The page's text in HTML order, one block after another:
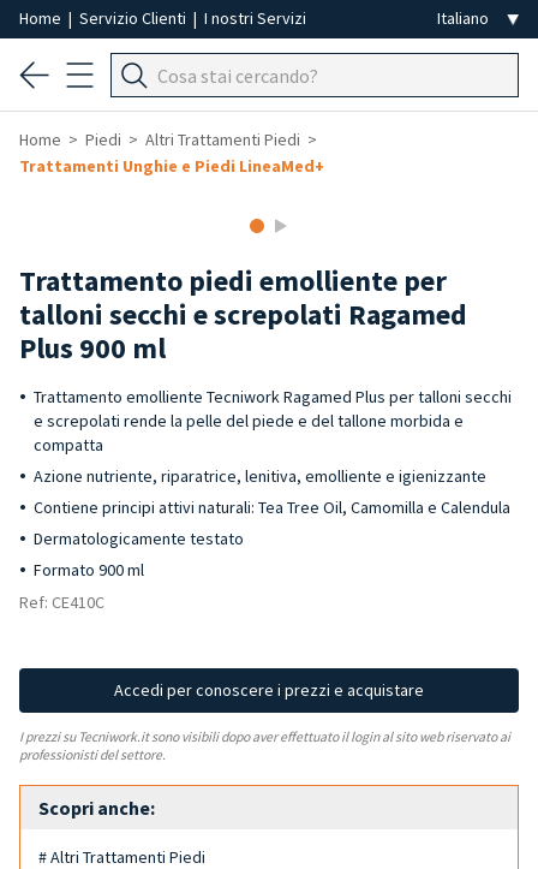
Home | Servizio Clienti | I nostri Servizi
Home Piedi
Altri Trattamenti Piedi
Trattamenti Unghie e Piedi LineaMed+
Trattamento piedi emolliente per
talloni secchi e screpolati Ragamed
Plus 900 ml
Trattamento emolliente Tecniwork Ragamed Plus per talloni secchi
e screpolati rende la pelle del piede e del tallone morbida e
compatta
Azione nutriente, riparatrice, lenitiva, emolliente e igienizzante
Contiene principi attivi naturali: Tea Tree Oil, Camomilla e Calendula
Dermatologicamente testato
Formato 900 ml
Ref: CE410C
Accedi per conoscere i prezzi e acquistare
I prezzi su Tecniwork.it sono visibili dopo aver effettuato il login al sito web riservato ai
professionisti del settore.
Scopri anche:
# Altri Trattamenti Piedi